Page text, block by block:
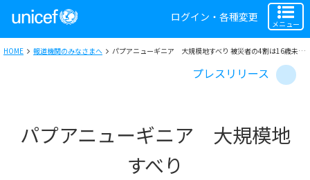
ログイン・各種変更
メニュー
HOME 報道機関のみなさまへ パプアニューギニア 大規模地すべり 被災者の4割は16歳未満の子ども ユニセフ、緊急支援を拡大
プレスリリース
パプアニューギニア 大規模地
すべり